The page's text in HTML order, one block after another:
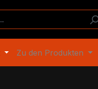
Zu den Produkten